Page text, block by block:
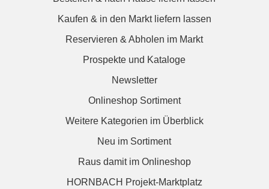
Kaufen & in den Markt liefern lassen
Reservieren & Abholen im Markt
Prospekte und Kataloge
Newsletter
Onlineshop Sortiment
Weitere Kategorien im Überblick
Neu im Sortiment
Raus damit im Onlineshop
HORNBACH Projekt-Marktplatz